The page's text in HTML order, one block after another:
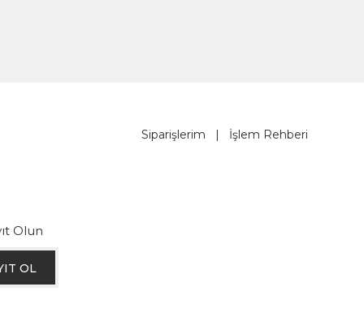
Siparişlerim | İşlem Rehberi
Olun
OL